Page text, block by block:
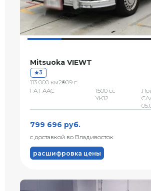
Mitsuoka VIEWT
3
113 000 км2009 г.
FAT AAC
1500 сс
YK12
799 696 руб.
с доставкой во Владивосток
расшифровка цены